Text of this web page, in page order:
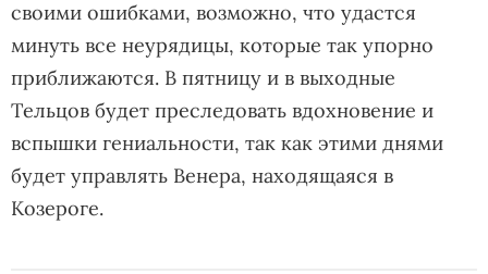
своими ошибками, возможно, что удастся
минуть все неурядицы, которые так упорно
приближаются. В пятницу и в выходные
Тельцов будет преследовать вдохновение и
вспышки гениальности, так как этими днями
будет управлять Венера, находящаяся в
Козероге.